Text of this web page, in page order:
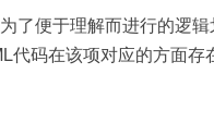
了便于理解而进行的逻
码在该项对应的方面存